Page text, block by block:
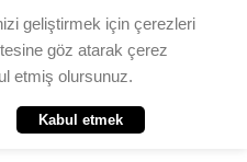
geliştirmek için çerezleri
göz atarak çerez
etmiş olursunuz.
Kabul etmek